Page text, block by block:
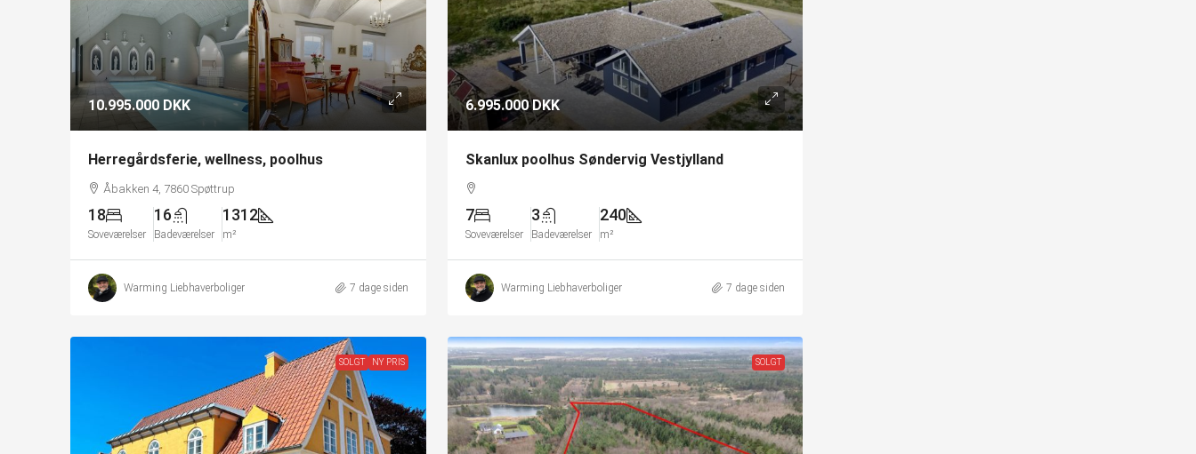
10.995.000 DKK
Herregårdsferie, wellness, poolhus
Åbakken 4, 7860 Spøttrup
18
Soveværelser
16
Badeværelser
1312
m²
Warming Liebhaverboliger 7 dage siden
6.995.000 DKK
Skanlux poolhus Søndervig Vestjylland
7
Soveværelser
3
Badeværelser
240
m²
Warming Liebhaverboliger 7 dage siden
SOLGT NY PRIS SOLGT